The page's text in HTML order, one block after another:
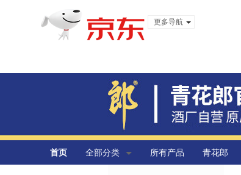
更多导航
首页 全部分类 所有产品 青花郎